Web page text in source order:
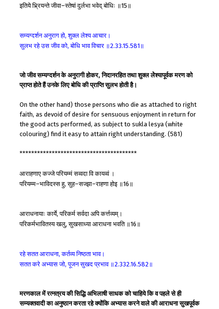
इतियेभ्र्रियन्तेजीवा–स्तेषांदुर्लभाभवेद्बोधिः ॥15 ॥
सम्यग्दर्शनअनुरागहो,शुक्ललेश्यआचार।
सुलभरहेउसजीवको,बोधिभावविचार ॥2.33.15.581 ॥
जो जीव सम्यग्दर्शन के अनुरागी होकर, निदानरहित तथा शुक्ल लेेश्यापूर्वक मरण को
प्राप्त होते हैं उनके लिए बोधि की प्राप्ति सुलभ होती है।
On the other hand) those persons who die as attached to right
faith, as devoid of desire for sensuous enjoyment in return for
the good acts performed, as subject to sukla lesya (white
colouring) find it easy to attain right understanding. (581)
****************************************
आराहणाएकज्जेपरियम्मंसव्वदाविकायव्वं ।
परियम्म–भाविदस्सहु,सुह–सज्झा–राहणाहोइ ॥16 ॥
आराधनायाः कार्ये,परिकर्मसर्वदाअपिकर्त्तव्यम्।
परिकर्मभावितस्यखलु,सुखसाध्याआराधनाभवति ॥16 ॥
रहेसततआराधना,कर्तव्यनिष्ठताभाव।
सततकरेअभ्यासजो,पूजनसुखदप्रभाव ॥2.332.16.582 ॥
मरणकाल में रत्नत्रय की सिद्धि अभिलाषी साधक को चाहिये कि व पहले से ही
सम्यक्तवादी का अनुष्ठान करता रहे क्योंकि अभ्यास करने वाले की आराधना सुखपूर्वक